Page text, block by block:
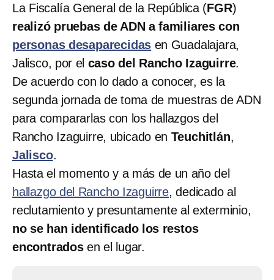
La Fiscalía General de la República (FGR)
realizó pruebas de ADN a familiares con
personas desaparecidas en Guadalajara,
Jalisco, por el caso del Rancho Izaguirre.
De acuerdo con lo dado a conocer, es la
segunda jornada de toma de muestras de ADN
para compararlas con los hallazgos del
Rancho Izaguirre, ubicado en Teuchitlán,
Jalisco.
Hasta el momento y a más de un año del
hallazgo del Rancho Izaguirre, dedicado al
reclutamiento y presuntamente al exterminio,
no se han identificado los restos
encontradosen el lugar.